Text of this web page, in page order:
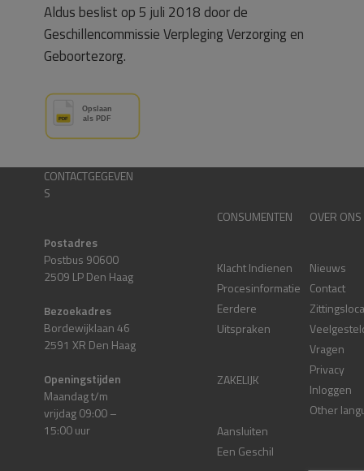
Aldus beslist op 5 juli 2018 door de
Geschillencommissie Verpleging Verzorging en
Geboortezorg.
CONTACTGEGEVEN
S
Postadres
Postbus 90600
2509 LP Den Haag
Bezoekadres
Bordewijklaan 46
2591 XR Den Haag
Openingstijden
Maandag t/m
vrijdag 09:00 –
15:00 uur
CONSUMENTEN
Klacht Indienen
Procesinformatie
Eerdere
Uitspraken
ZAKELIJK
Aansluiten
Een Geschil
OVER ONS
Nieuws
Contact
Vragen
Privacy
Inloggen
Other